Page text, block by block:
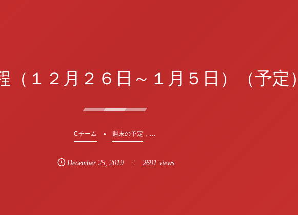
（１２月２６日～１月５日）（予定）
Cチーム 週末の予定
December 25,2019 2691 views